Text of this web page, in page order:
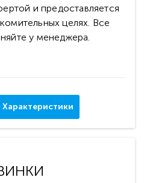
и предоставляется
целях. Все
у менеджера.
Характеристики